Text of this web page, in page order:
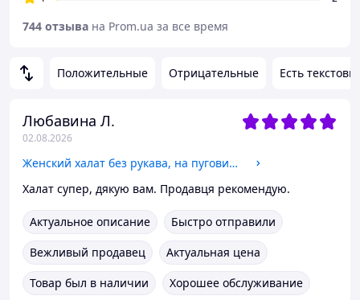
Положительные Отрицательные Есть
Любавина Л.
02.08.2026
Женский халат без рукава, на пуговицах, с карманами
Халат супер, дякую вам. Продавця рекомендую.
Актуальное описание
Быстро отправили
Вежливый продавец
Актуальная цена
Товар был в наличии
Хорошее обслуживание
744 отзыва на Prom.ua за все время